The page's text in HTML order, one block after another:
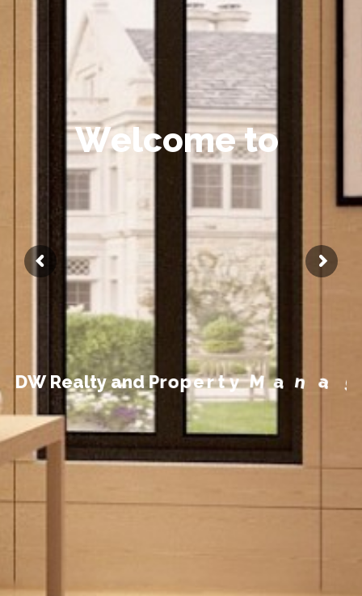
Welcome to
DW Realtyand PropertyManag em e t